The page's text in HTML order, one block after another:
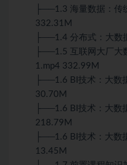
├──1.3 海量数据：传
332.31M
├──1.4 分布式：大数
├──1.5 互联网大厂大
1.mp4 332.99M
├──1.6 BI技术：大数
30.70M
├──1.6 BI技术：大数
218.79M
├──1.6 BI技术：大数
13.45M